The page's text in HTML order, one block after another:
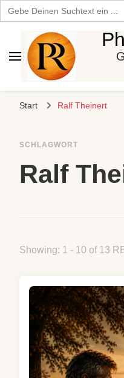
Search
for:
Start Ralf Theinert
SCHLAGWORT
Ralf
Showing: 1 - 10 of 13